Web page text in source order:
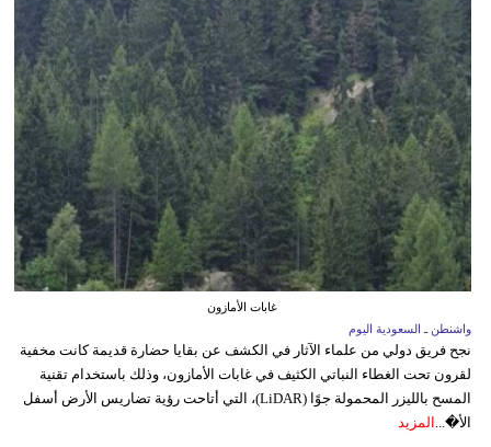
غابات الأمازون
واشنطن ـ السعودية اليوم
نجح فريق دولي من علماء الآثار في الكشف عن بقايا حضارة قديمة كانت مخفية
لقرون تحت الغطاء النباتي الكثيف في غابات الأمازون، وذلك باستخدام تقنية
المسح بالليزر المحمولة جوًا (LiDAR)، التي أتاحت رؤية تضاريس الأرض أسفل
الأ�... المزيد